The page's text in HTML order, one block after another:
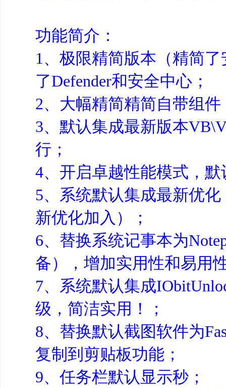
功能简介：
1、极限精简版本（精简
了Defender和安全中心；
2、大幅精简精简自带组件
3、默认集成最新版本
行；
4、开启卓越性能模式，
5、系统默认集成最新优
新优化加入）；
6、替换系统记事本为
备），增加实用性和易用
7、系统默认集成
级，简洁实用！；
8、替换默认截图软件为
复制到剪贴板功能；
9、任务栏默认显示秒；